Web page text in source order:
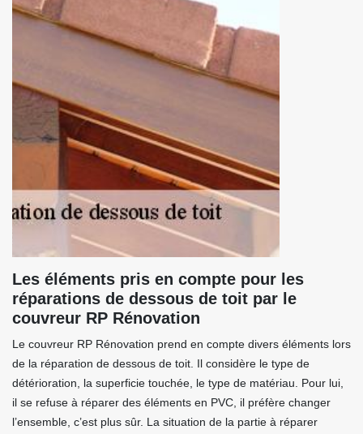
Les éléments pris en compte pour les
réparations de dessous de toit par le
couvreur RP Rénovation
Le couvreur RP Rénovation prend en compte divers éléments lors
de la réparation de dessous de toit. Il considère le type de
détérioration, la superficie touchée, le type de matériau. Pour lui,
il se refuse à réparer des éléments en PVC, il préfère changer
l’ensemble, c’est plus sûr. La situation de la partie à réparer